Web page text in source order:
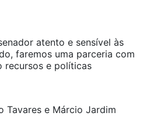
atento e sensível às
faremos uma parceria com
recursos e políticas
Tavares e Márcio Jardim